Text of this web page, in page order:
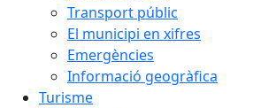
Transport públic
El municipi en xifres
Emergències
Informació geogràfica
Turisme